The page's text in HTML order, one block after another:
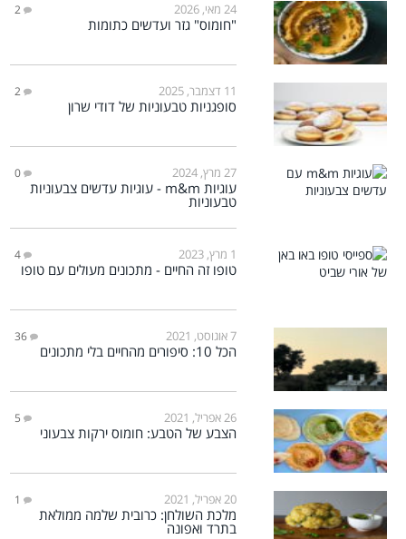
24 מאי, 2026 2
"חומוס" גזר ועדשים כתומות
11 דצמבר, 2025 2
סופגניות טבעוניות של דודי שרון
27 מרץ, 2024 0
עוגיות m&m - עוגיות עדשים צבעוניות
טבעוניות
1 מרץ, 2023 4
טופו זה החיים - מתכונים מעולים עם טופו
7 אוגוסט, 2021 36
הכל 10: סיפורים מהחיים בלי מתכונים
26 אפריל, 2021 5
הצבע של הטבע: חומוס ירקות צבעוני
20 אפריל, 2021 1
מלכת השולחן: כרובית שלמה ממולאת
בתרד ואפונה